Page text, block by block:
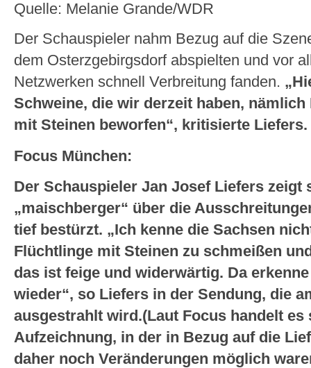
Quelle: Melanie Grande/WDR
Der Schauspieler nahm Bezug auf die
dem Osterzgebirgsdorf abspielten und vor
Netzwerken schnell Verbreitung fanden.
Schweine, die wir derzeit haben,
mit Steinen beworfen“, kritisierte
Focus München:
Der Schauspieler Jan Josef Liefers zeigt
„maischberger“ über die
tief bestürzt. „Ich kenne die Sachsen
Flüchtlinge mit Steinen zu schmeißen
das ist feige und widerwärtig. Da
wieder“, so Liefers in der Sendung, die
ausgestrahlt wird.(Laut Focus handelt es
Aufzeichnung, in der in Bezug auf die
daher noch Veränderungen möglich